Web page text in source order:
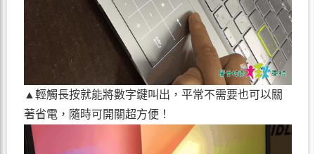
▲輕觸長按就能將數字鍵叫出，平常不需要也可以關
著省電，隨時可開關超方便！